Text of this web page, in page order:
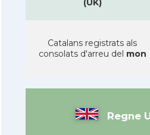
(UK)
Catalans registrats als
consolats d'arreu del mon
Regne